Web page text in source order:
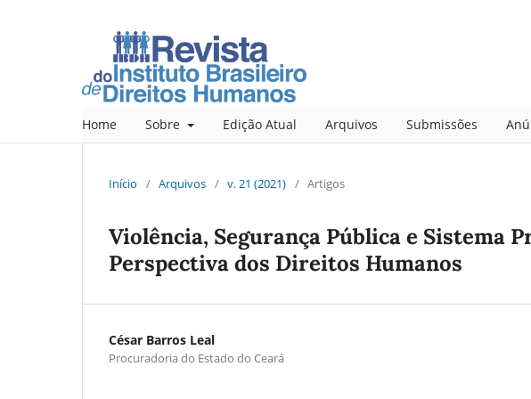
Home Sobre Edição Atual Arquivos Submissões
Início / Arquivos / v. 21 (2021) / Artigos
Violência, Segurança Pública e Sistema
Perspectiva dos Direitos Humanos
César Barros Leal
Procuradoria do Estado do Ceará